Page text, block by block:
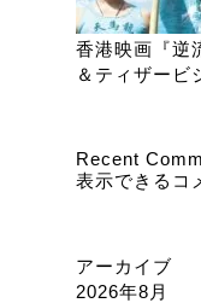
香港映画『逆
＆ティザービ
Recent
表示できるコ
アーカイブ
2026年8月